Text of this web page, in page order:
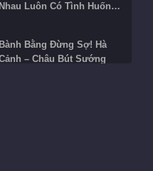
Nhau Luôn Có Tình Huống
Bành Bằng Đừng Sợ! Hà
– Châu Bút Sướng